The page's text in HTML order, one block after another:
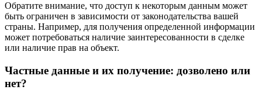
Обратите внимание, что доступ к некоторым данным может
быть ограничен в зависимости от законодательства вашей
страны. Например, для получения определенной информации
может потребоваться наличие заинтересованности в сделке
или наличие прав на объект.
Частные данные и их получение: дозволено или
нет?